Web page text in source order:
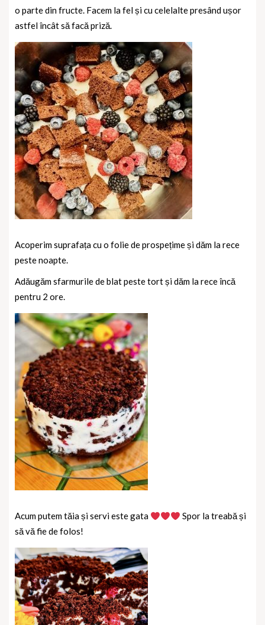
o parte din fructe. Facem la fel și cu celelalte presând ușor
astfel încât să facă priză.
Acoperim suprafața cu o folie de prospețime și dăm la rece
peste noapte.
Adăugăm sfarmurile de blat peste tort și dăm la rece încă
pentru 2 ore.
Acum putem tăia și servi este gata
Spor la treabă și
să vă fie de folos!